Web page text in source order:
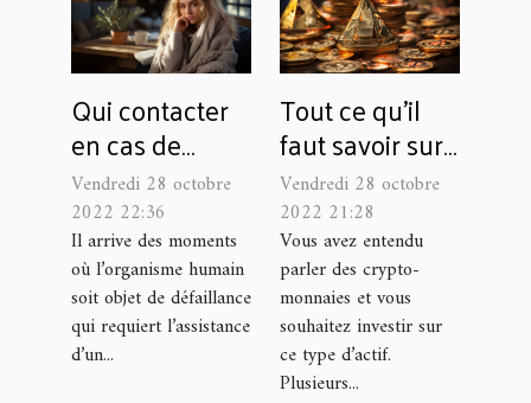
Qui contacter
en cas de
malaise ?
Vendredi 28 octobre
2022 22:36
Il arrive des moments
où l’organisme humain
soit objet de défaillance
qui requiert l’assistance
d’un...
Tout ce qu'il
faut savoir sur
l'échange de
crypto-
monnaies
Vendredi 28 octobre
2022 21:28
Vous avez entendu
parler des crypto-
monnaies et vous
souhaitez investir sur
ce type d’actif.
Plusieurs...